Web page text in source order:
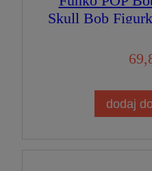
Skull Bob
dodaj